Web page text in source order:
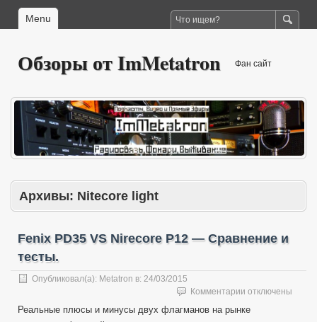
Menu
Обзоры от ImMetatron Фан сайт
Архивы: Nitecore light
Fenix PD35 VS Nirecore P12 — Сравнение и
тесты.
Опубликовал(а): Metatron в: 24/03/2015
Комментарии к
Fenix
отключены
Реальные плюсы и минусы двух флагманов на рынке